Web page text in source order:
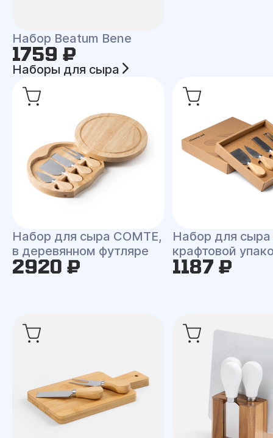
Набор Beatum Bene
1759 ₽
Наборы для сыра
Набор для сыра COMTE,
в деревянном футляре
2920 ₽
Набор для сыра
крафтовой
1187 ₽